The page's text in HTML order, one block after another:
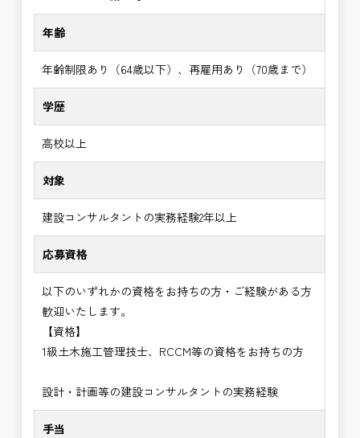
年齢
年齢制限あり（64歳以下）、再雇用あり（70歳まで）
学歴
高校以上
対象
建設コンサルタントの実務経験2年以上
応募資格
以下のいずれかの資格をお持ちの方・ご経験がある方
歓迎いたします。
【資格】
1級土木施工管理技士、RCCM等の資格をお持ちの方
設計・計画等の建設コンサルタントの実務経験
手当